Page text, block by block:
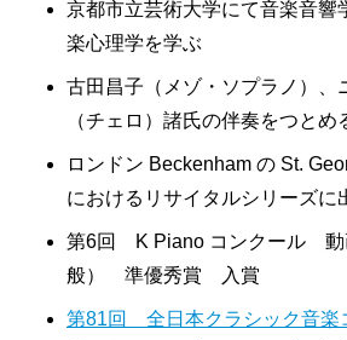
京都市立芸術大学にて音楽音響
楽心理学を学ぶ
古田昌子（メゾ・ソプラノ）、
（チェロ）諸氏の伴奏をつとめ
ロンドン Beckenham の St.
におけるリサイタルシリーズに
第6回 K Piano コンクール 動
般） 準優秀賞 入賞
第81回 全日本クラシック音楽